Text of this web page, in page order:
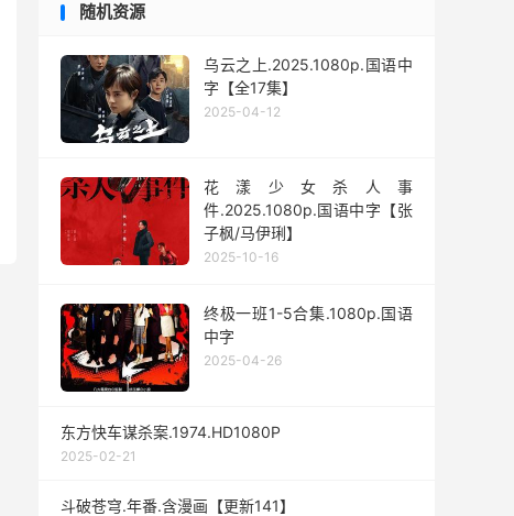
随机资源
乌云之上.2025.1080p.国语中
字【全17集】
2025-04-12
花漾少女杀人事
件.2025.1080p.国语中字【张
子枫/马伊琍】
2025-10-16
终极一班1-5合集.1080p.国语
中字
2025-04-26
东方快车谋杀案.1974.HD1080P
2025-02-21
斗破苍穹.年番.含漫画【更新141】